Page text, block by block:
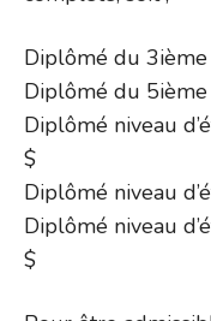
Diplômé du
Diplômé du
Diplômé niveau
$
Diplômé niveau
Diplômé niveau
$